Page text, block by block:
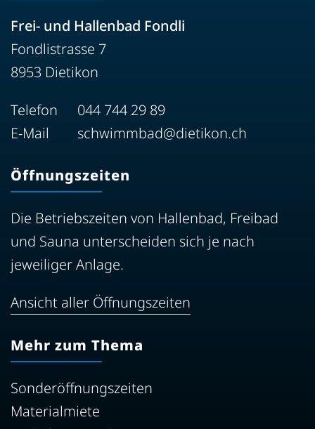
Frei- und Hallenbad Fondli
Fondlistrasse 7
8953 Dietikon
Telefon
044 744 29 89
E-Mail
schwimmbad@dietikon.ch
Öffnungszeiten
Die Betriebszeiten von Hallenbad, Freibad
und Sauna unterscheiden sich je nach
jeweiliger Anlage.
Ansicht aller Öffnungszeiten
Mehr zum Thema
Sonderöffnungszeiten
Materialmiete